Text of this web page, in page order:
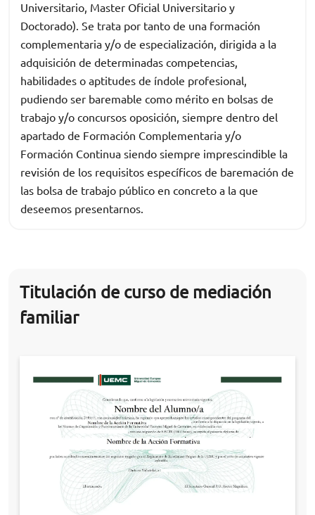
Universitario, Master Oficial Universitario y
Doctorado). Se trata por tanto de una formación
complementaria y/o de especialización, dirigida a la
adquisición de determinadas competencias,
habilidades o aptitudes de índole profesional,
pudiendo ser baremable como mérito en bolsas de
trabajo y/o concursos oposición, siempre dentro del
apartado de Formación Complementaria y/o
Formación Continua siendo siempre imprescindible la
revisión de los requisitos específicos de baremación de
las bolsa de trabajo público en concreto a la que
deseemos presentarnos.
Titulación de curso de mediación
familiar